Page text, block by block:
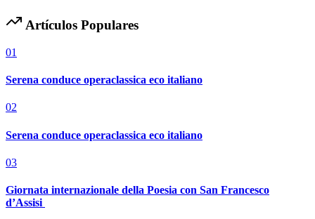
Artículos Populares
01
Serena conduce operaclassica eco italiano
02
Serena conduce operaclassica eco italiano
03
Giornata internazionale della Poesia con San Francesco
d’Assisi